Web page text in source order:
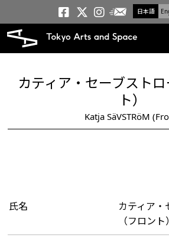
日本語
トーキョーア
トーキョー
トーキ
メール
カティア・セーブスト
ト）
Katja SäVSTRöM
氏名
カティア・
（フロント）